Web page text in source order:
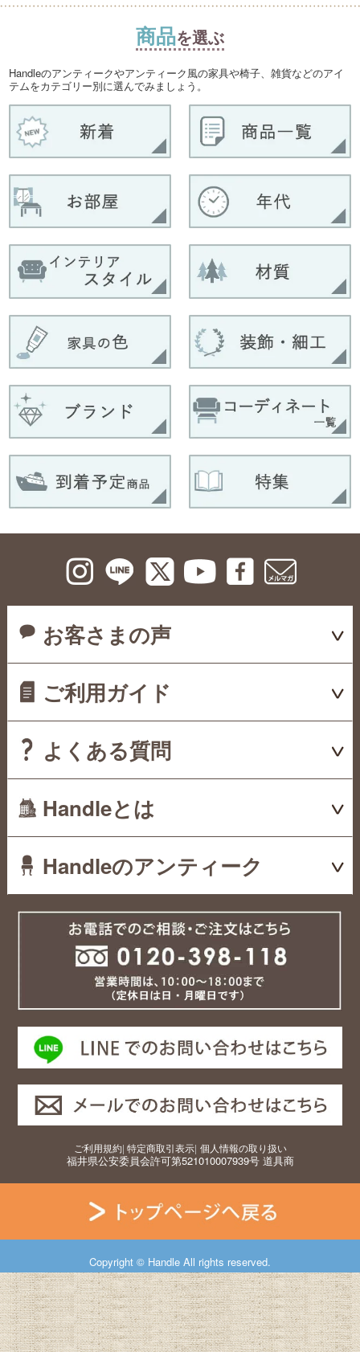
商品を選ぶ
Handleのアンティークやアンティーク風の家具や椅子、雑貨などのアイ
テムをカテゴリー別に選んでみましょう。
お客さまの声
ご利用ガイド
よくある質問
Handleとは
Handleのアンティーク
ご利用規約| 特定商取引表示| 個人情報の取り扱い
福井県公安委員会許可第521010007939号 道具商
Copyright © Handle All rights reserved.